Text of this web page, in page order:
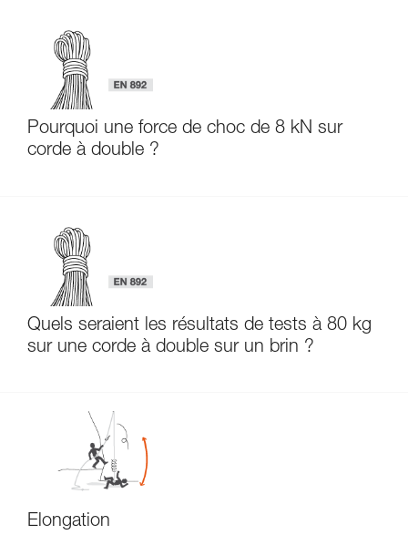
Pourquoi une force de choc de 8 kN sur
corde à double ?
Quels seraient les résultats de tests à 80 kg
sur une corde à double sur un brin ?
Élongation